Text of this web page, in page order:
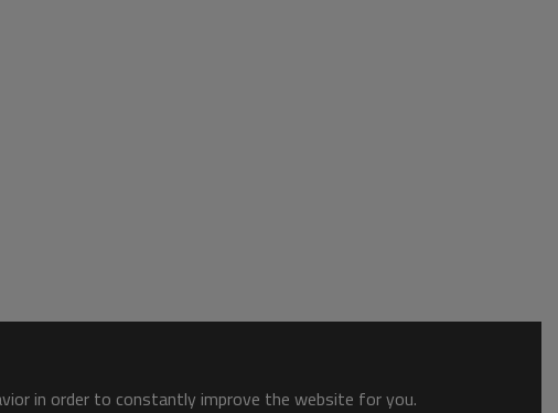
in order to constantly improve the website for you.